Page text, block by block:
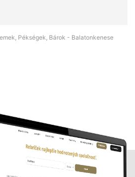
Pékségek, Bárok - Balatonkenese